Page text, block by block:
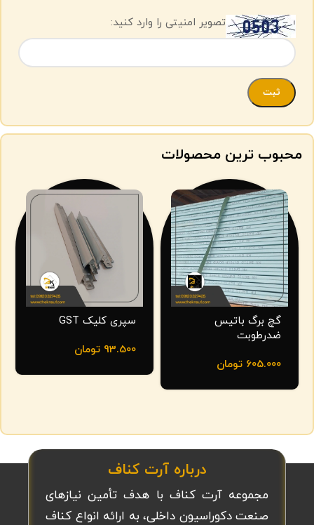
تصویر امنیتی را وارد کنید:
محبوب ترین محصولات
گچ برگ باتیس
ضدرطوبت
605.000 تومان
سپری کلیک GST
93.500 تومان
درباره آرت کناف
مجموعه آرت کناف با هدف تأمین نیازهای
صنعت دکوراسیون داخلی، به ارائه انواع کناف